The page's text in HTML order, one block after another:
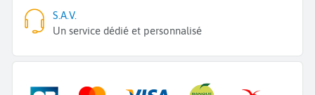
S.A.V.
Un service dédié et personnalisé